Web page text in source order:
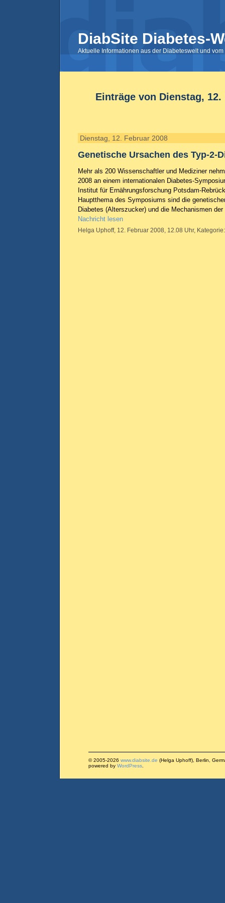
DiabSite Diabetes-
Aktuelle Informationen aus der Diabeteswelt und
Einträge von Dienstag, 12.
Dienstag, 12. Februar 2008
Genetische Ursachen des Typ-2-
Mehr als 200 Wissenschaftler und Mediziner
2008 an einem internationalen Diabetes-
Institut für Ernährungsforschung Potsdam-
Hauptthema des Symposiums sind die
Diabetes (Alterszucker) und die Mechanismen
Nachricht lesen
Helga Uphoff, 12. Februar 2008, 12.08 Uhr,
© 2005-2026 www.diabsite.de (Helga Uphoff), Berlin,
powered by WordPress.